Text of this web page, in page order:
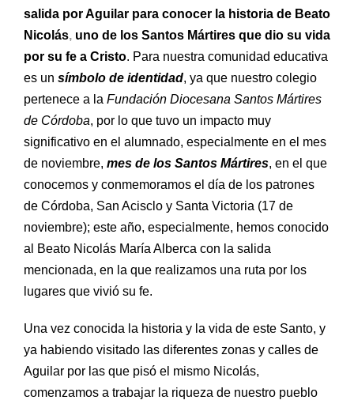
salida por Aguilar para conocer la historia de Beato
Nicolás, uno de los Santos Mártires que dio su vida
por su fe a Cristo. Para nuestra comunidad educativa
es un símbolo de identidad, ya que nuestro colegio
pertenece a la Fundación Diocesana Santos Mártires
de Córdoba, por lo que tuvo un impacto muy
significativo en el alumnado, especialmente en el mes
de noviembre, mes de los Santos Mártires, en el que
conocemos y conmemoramos el día de los patrones
de Córdoba, San Acisclo y Santa Victoria (17 de
noviembre); este año, especialmente, hemos conocido
al Beato Nicolás María Alberca con la salida
mencionada, en la que realizamos una ruta por los
lugares que vivió su fe.
Una vez conocida la historia y la vida de este Santo, y
ya habiendo visitado las diferentes zonas y calles de
Aguilar por las que pisó el mismo Nicolás,
comenzamos a trabajar la riqueza de nuestro pueblo